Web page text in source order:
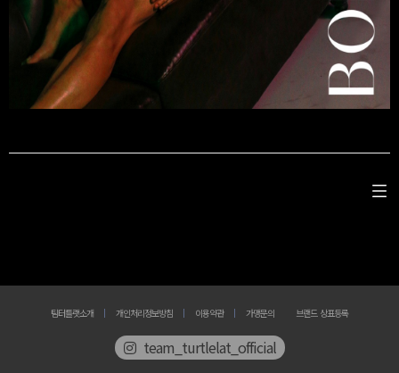
팀터틀랫소개 개인처리정보방침 이용약관 가맹문의 브랜드 상표등록
team_turtlelat_official